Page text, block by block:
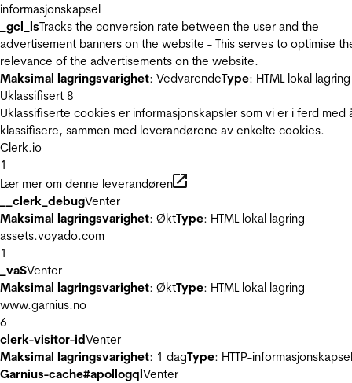
informasjonskapsel
_gcl_lsTracks the conversion rate between the user and the
advertisement banners on the website - This serves to optimise
relevance of the advertisements on the website.
Maksimal lagringsvarighet: VedvarendeType: HTML lokal lagring
Uklassifisert 8
Uklassifiserte cookies er informasjonskapsler som vi er i ferd med
klassifisere, sammen med leverandørene av enkelte cookies.
Clerk.io
1
Lær mer om denne leverandøren
__clerk_debugVenter
Maksimal lagringsvarighet: ØktType: HTML lokal lagring
assets.voyado.com
1
_vaSVenter
Maksimal lagringsvarighet: ØktType: HTML lokal lagring
www.garnius.no
6
clerk-visitor-idVenter
Maksimal lagringsvarighet: 1 dagType: HTTP-informasjonskapsel
Garnius-cache#apollogqlVenter